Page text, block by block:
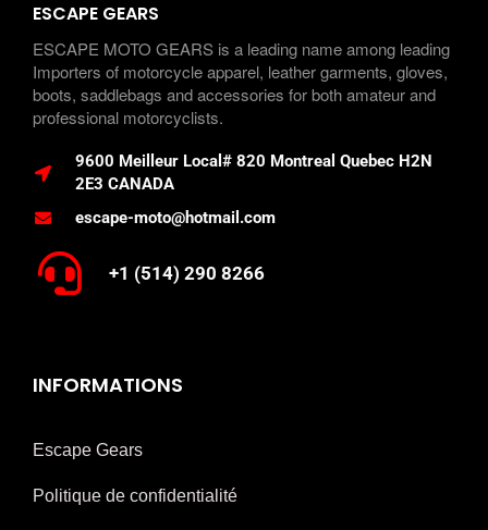
ESCAPE GEARS
ESCAPE MOTO GEARS is a leading name among leading
Importers of motorcycle apparel, leather garments, gloves,
boots, saddlebags and accessories for both amateur and
professional motorcyclists.
9600 Meilleur Local# 820 Montreal Quebec H2N
2E3 CANADA
escape-moto@hotmail.com
+1 (514) 290 8266
INFORMATIONS
Escape Gears
Politique de confidentialité